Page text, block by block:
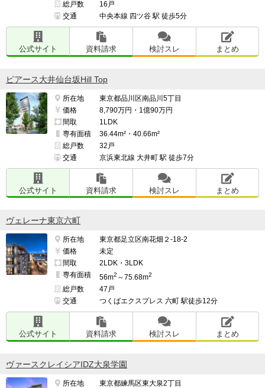
総戸数
16戸
交通
中央本線 四ツ谷 駅 徒歩5分
公式サイト 資料請求 検討スレ まとめ
ピアース大井仙台坂Hill Top
所在地
東京都品川区南品川5丁目
価格
8,790万円・1億90万円
間取
1LDK
専有面積
36.44m²・40.66m²
総戸数
32戸
交通
京浜東北線 大井町 駅 徒歩7分
公式サイト 資料請求 検討スレ まとめ
ヴェレーナ東京六町
所在地
東京都足立区南花畑２-18-2
価格
未定
間取
2LDK・3LDK
専有面積
56m2 ～75.68m2
総戸数
47戸
交通
つくばエクスプレス 六町 駅徒歩12分
公式サイト 資料請求 検討スレ まとめ
ヴァースクレイシアIDZ大泉学園
所在地
東京都練馬区東大泉2丁目